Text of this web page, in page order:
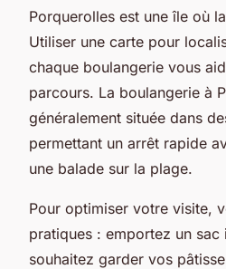
Porquerolles est une île où
Utiliser une carte pour
chaque boulangerie vous
parcours. La boulangerie à
généralement située dans
permettant un arrêt rapide
une balade sur la plage.
Pour optimiser votre visite,
pratiques : emportez un sac
souhaitez garder vos